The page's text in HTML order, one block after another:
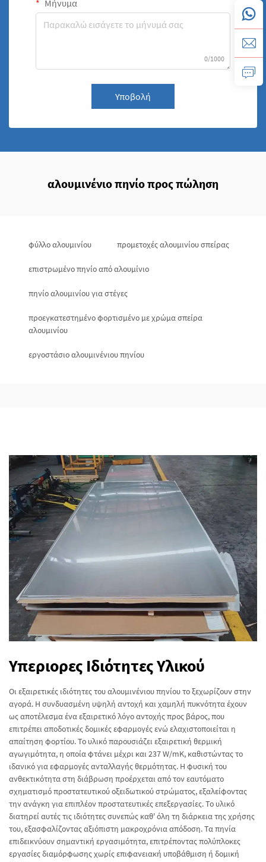
Μήνυμα
0/1000
Υποβολή
αλουμινένιο πηνίο προς πώληση
φύλλο αλουμινίου προμετοχές αλουμινίου σπείρας
επιστρωμένο πηνίο από αλουμίνιο
πηνίο αλουμινίου για στέγες
προεγκατεστημένο φορτισμένο με χρώμα σπείρα
αλουμινίου
εργοστάσιο αλουμινένιου πηνίου
Υπεριορες Ιδιότητες Υλικού
Οι εξαιρετικές ιδιότητες του αλουμινένιου πηνίου το ξεχωρίζουν στην
αγορά. Η συνδυασμένη υψηλή αντοχή και χαμηλή πυκνότητα έχουν
ως αποτέλεσμα ένα εξαιρετικό λόγο αντοχής προς βάρος, που
επιτρέπει αποδοτικές δομικές εφαρμογές ενώ ελαχιστοποιείται η
απαίτηση φορτίου. Το υλικό παρουσιάζει εξαιρετική θερμική
αγωγιμότητα, η οποία φτάνει μέχρι και 237 W/mK, καθιστώντας το
ιδανικό για εφαρμογές ανταλλαγής θερμότητας. Η φυσική του
ανθεκτικότητα στη διάβρωση προέρχεται από τον εαυτόματο
σχηματισμό προστατευτικού οξειδωτικού στρώματος, εξαλείφοντας
την ανάγκη για επιπλέον προστατευτικές επεξεργασίες. Το υλικό
διατηρεί αυτές τις ιδιότητες συνεπώς καθ' όλη τη διάρκεια της χρήσης
του, εξασφαλίζοντας αξιόπιστη μακροχρόνια απόδοση. Τα πηνία
επιδεικνύουν σημαντική εργασιμότητα, επιτρέποντας πολύπλοκες
εργασίες διαμόρφωσης χωρίς επιφανειακή υποβάθμιση ή δομική